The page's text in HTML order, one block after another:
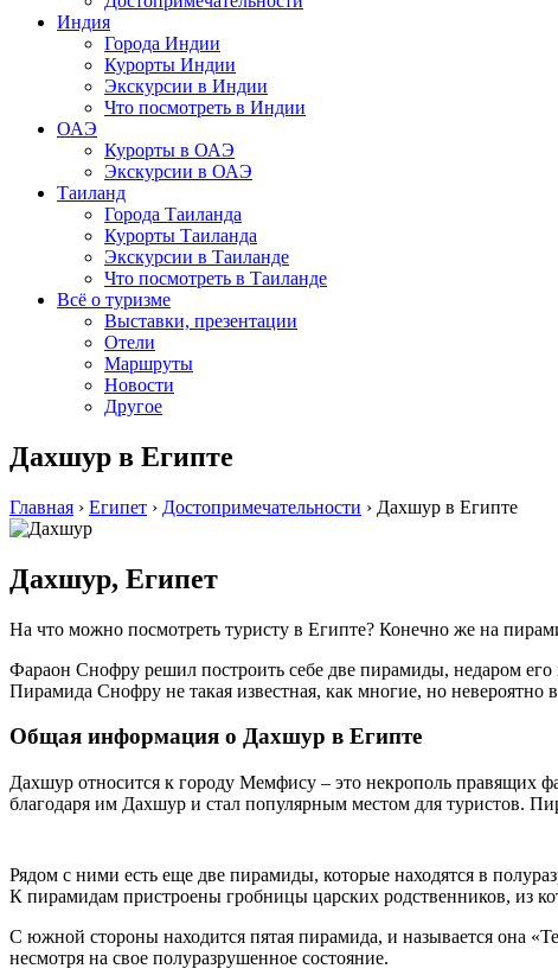
Индия
Города Индии
Курорты Индии
Экскурсии в Индии
Что посмотреть в Индии
ОАЭ
Курорты в ОАЭ
Экскурсии в ОАЭ
Таиланд
Города Таиланда
Курорты Таиланда
Экскурсии в Таиланде
Что посмотреть в Таиланде
Всё о туризме
Выставки, презентации
Отели
Маршруты
Новости
Другое
Дахшур в Египте
Главная › Египет › Достопримечательности › Дахшур в Египте
Дахшур, Египет
На что можно посмотреть туристу в Египте? Конечно же на
Фараон Снофру решил построить себе две пирамиды, недаром его
Пирамида Снофру не такая известная, как многие, но невероятно
Общая информация о Дахшур в Египте
Дахшур относится к городу Мемфису – это некрополь правящих
благодаря им Дахшур и стал популярным местом для туристов.
Рядом с ними есть еще две пирамиды, которые находятся в
К пирамидам пристроены гробницы царских родственников, из
С южной стороны находится пятая пирамида, и называется она
несмотря на свое полуразрушенное состояние.